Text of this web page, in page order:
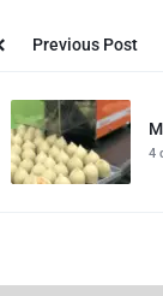
Previous Post
4